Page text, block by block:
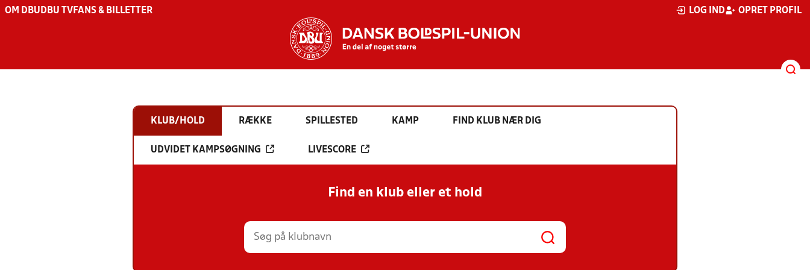
OM DBU DBU TV FANS & BILLETTER LOG IND OPRET PROFIL
KLUB/HOLD RÆKKE SPILLESTED KAMP FIND KLUB NÆR DIG
UDVIDET KAMPSØGNING LIVESCORE
Find en klub eller et hold